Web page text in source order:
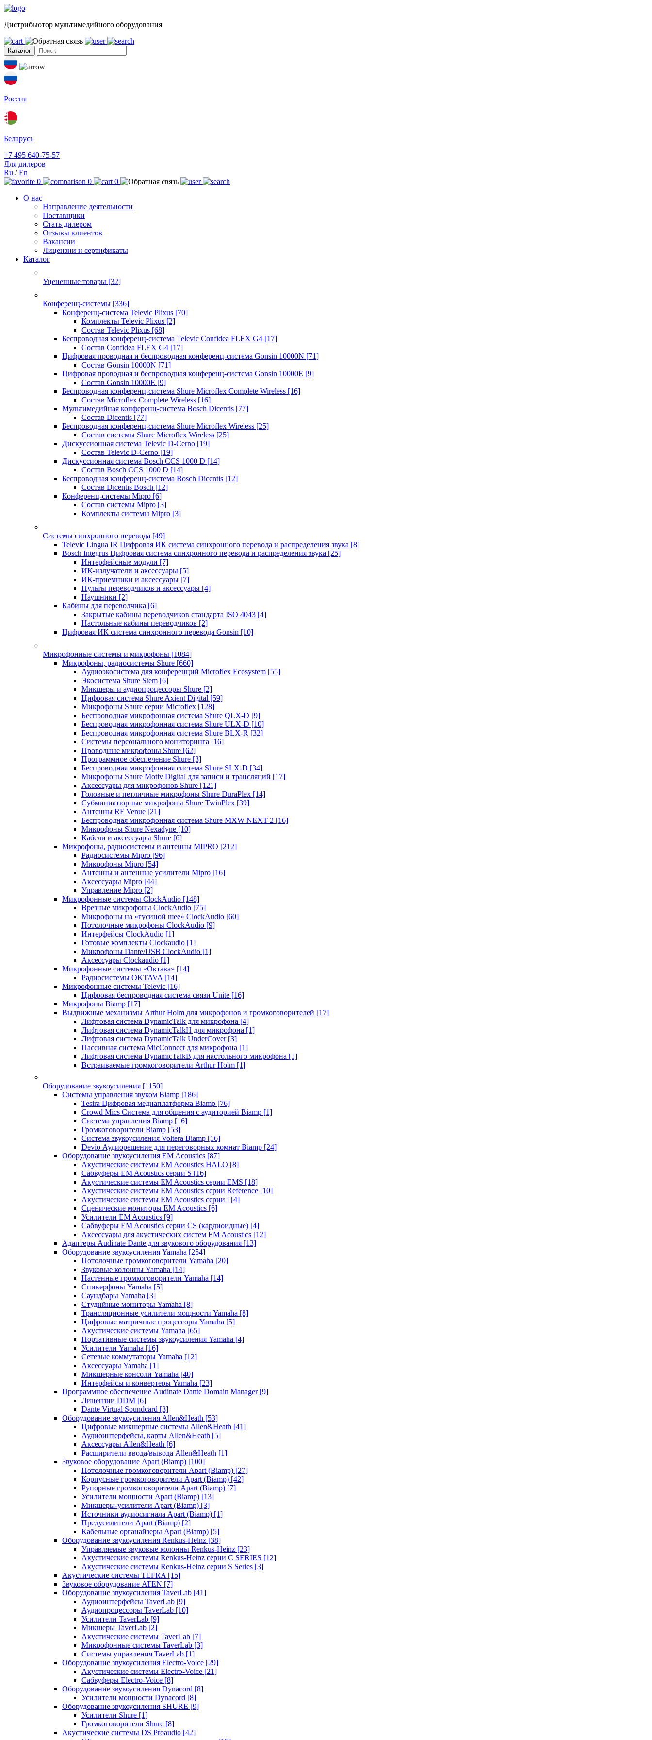
Дистрибьютор мультимедийного оборудования
Каталог
Россия
Беларусь
+7 495 640-75-57
Для дилеров
Ru /En
0
0
0
О нас
Направление деятельности
Поставщики
Стать дилером
Отзывы клиентов
Вакансии
Лицензии и сертификаты
Каталог
Уцененные товары [32]
Конференц-системы [336]
Конференц-система Televic Plixus [70]
Комплекты Televic Plixus [2]
Состав Televic Plixus [68]
Беспроводная конференц-система Televic Confidea FLEX G4 [17]
Состав Confidea FLEX G4 [17]
Цифровая проводная и беспроводная конференц-система Gonsin 10000N [71]
Состав Gonsin 10000N [71]
Цифровая проводная и беспроводная конференц-система Gonsin 10000E [9]
Состав Gonsin 10000E [9]
Беспроводная конференц-система Shure Microflex Complete Wireless [16]
Состав Microflex Complete Wireless [16]
Мультимедийная конференц-система Bosch Dicentis [77]
Состав Dicentis [77]
Беспроводная конференц-система Shure Microflex Wireless [25]
Состав системы Shure Microflex Wireless [25]
Дискуссионная система Televic D-Cerno [19]
Состав Televic D-Cerno [19]
Дискуссионная система Bosch CCS 1000 D [14]
Состав Bosch CCS 1000 D [14]
Беспроводная конференц-система Bosch Dicentis [12]
Состав Dicentis Bosch [12]
Конференц-системы Mipro [6]
Состав системы Mipro [3]
Комплекты системы Mipro [3]
Системы синхронного перевода [49]
Televic Lingua IR Цифровая ИК система синхронного перевода и распределения звука [8]
Bosch Integrus Цифровая система синхронного перевода и распределения звука [25]
Интерфейсные модули [7]
ИК-излучатели и аксессуары [5]
ИК-приемники и аксессуары [7]
Пульты переводчиков и аксессуары [4]
Наушники [2]
Кабины для переводчика [6]
Закрытые кабины переводчиков стандарта ISO 4043 [4]
Настольные кабины переводчиков [2]
Цифровая ИК система синхронного перевода Gonsin [10]
Микрофонные системы и микрофоны [1084]
Микрофоны, радиосистемы Shure [660]
Аудиоэкосистема для конференций Microflex Ecosystem [55]
Экосистема Shure Stem [6]
Микшеры и аудиопроцессоры Shure [2]
Цифровая система Shure Axient Digital [59]
Микрофоны Shure серии Microflex [128]
Беспроводная микрофонная система Shure QLX-D [9]
Беспроводная микрофонная система Shure ULX-D [10]
Беспроводная микрофонная система Shure BLX-R [32]
Системы персонального мониторинга [16]
Проводные микрофоны Shure [62]
Программное обеспечение Shure [3]
Беспроводная микрофонная система Shure SLX-D [34]
Микрофоны Shure Motiv Digital для записи и трансляций [17]
Аксессуары для микрофонов Shure [121]
Головные и петличные микрофоны Shure DuraPlex [14]
Субминиатюрные микрофоны Shure TwinPlex [39]
Антенны RF Venue [21]
Беспроводная микрофонная система Shure MXW NEXT 2 [16]
Микрофоны Shure Nexadyne [10]
Кабели и аксессуары Shure [6]
Микрофоны, радиосистемы и антенны MIPRO [212]
Радиосистемы Mipro [96]
Микрофоны Mipro [54]
Антенны и антенные усилители Mipro [16]
Аксессуары Mipro [44]
Управление Mipro [2]
Микрофонные системы ClockAudio [148]
Врезные микрофоны ClockAudio [75]
Микрофоны на «гусиной шее» ClockAudio [60]
Потолочные микрофоны ClockAudio [9]
Интерфейсы ClockAudio [1]
Готовые комплекты Clockaudio [1]
Микрофоны Dante/USB ClockAudio [1]
Аксессуары Clockaudio [1]
Микрофонные системы «Октава» [14]
Радиосистемы OKTAVA [14]
Микрофонные системы Televic [16]
Цифровая беспроводная система связи Unite [16]
Микрофоны Biamp [17]
Выдвижные механизмы Arthur Holm для микрофонов и громкоговорителей [17]
Лифтовая система DynamicTalk для микрофона [4]
Лифтовая система DynamicTalkH для микрофона [1]
Лифтовая система DynamicTalk UnderCover [3]
Пассивная система MicConnect для микрофона [1]
Лифтовая система DynamicTalkB для настольного микрофона [1]
Встраиваемые громкоговорители Arthur Holm [1]
Оборудование звукоусиления [1150]
Системы управления звуком Biamp [186]
Tesira Цифровая медиаплатформа Biamp [76]
Crowd Mics Система для общения с аудиторией Biamp [1]
Система управления Biamp [16]
Громкоговорители Biamp [53]
Система звукоусиления Voltera Biamp [16]
Devio Аудиорешение для переговорных комнат Biamp [24]
Оборудование звукоусиления EM Acoustics [87]
Акустические системы EM Acoustics HALO [8]
Сабвуферы EM Acoustics серии S [16]
Акустические системы EM Acoustics серии EMS [18]
Акустические системы EM Acoustics серии Reference [10]
Акустические системы EM Acoustics серии i [4]
Сценические мониторы EM Acoustics [6]
Усилители EM Acoustics [9]
Сабвуферы EM Acoustics серии CS (кардиоидные) [4]
Аксессуары для акустических систем EM Acoustics [12]
Адаптеры Audinate Dante для звукового оборудования [13]
Оборудование звукоусиления Yamaha [254]
Потолочные громкоговорители Yamaha [20]
Звуковые колонны Yamaha [14]
Настенные громкоговорители Yamaha [14]
Спикерфоны Yamaha [5]
Саундбары Yamaha [3]
Студийные мониторы Yamaha [8]
Трансляционные усилители мощности Yamaha [8]
Цифровые матричные процессоры Yamaha [5]
Акустические системы Yamaha [65]
Портативные системы звукоусиления Yamaha [4]
Усилители Yamaha [16]
Сетевые коммутаторы Yamaha [12]
Аксессуары Yamaha [1]
Микшерные консоли Yamaha [40]
Интерфейсы и конвертеры Yamaha [23]
Программное обеспечение Audinate Dante Domain Manager [9]
Лицензии DDM [6]
Dante Virtual Soundcard [3]
Оборудование звукоусиления Allen&Heath [53]
Цифровые микшерные системы Allen&Heath [41]
Аудиоинтерфейсы, карты Allen&Heath [5]
Аксессуары Allen&Heath [6]
Расширители ввода/вывода Allen&Heath [1]
Звуковое оборудование Apart (Biamp) [100]
Потолочные громкоговорители Apart (Biamp) [27]
Корпусные громкоговорители Apart (Biamp) [42]
Рупорные громкоговорители Apart (Biamp) [7]
Усилители мощности Apart (Biamp) [13]
Микшеры-усилители Apart (Biamp) [3]
Источники аудиосигнала Apart (Biamp) [1]
Предусилители Apart (Biamp) [2]
Кабельные органайзеры Apart (Biamp) [5]
Оборудование звукоусиления Renkus-Heinz [38]
Управляемые звуковые колонны Renkus-Heinz [23]
Акустические системы Renkus-Heinz серии C SERIES [12]
Акустические системы Renkus-Heinz серии S Series [3]
Акустические системы TEFRA [15]
Звуковое оборудование ATEN [7]
Оборудование звукоусиления TaverLab [41]
Аудиоинтерфейсы TaverLab [9]
Аудиопроцессоры TaverLab [10]
Усилители TaverLab [9]
Микшеры TaverLab [2]
Акустические системы TaverLab [7]
Микрофонные системы TaverLab [3]
Системы управления TaverLab [1]
Оборудование звукоусиления Electro-Voice [29]
Акустические системы Electro-Voice [21]
Сабвуферы Electro-Voice [8]
Оборудование звукоусиления Dynacord [8]
Усилители мощности Dynacord [8]
Оборудование звукоусиления SHURE [9]
Усилители Shure [1]
Громкоговорители Shure [8]
Акустические системы DS Proaudio [42]